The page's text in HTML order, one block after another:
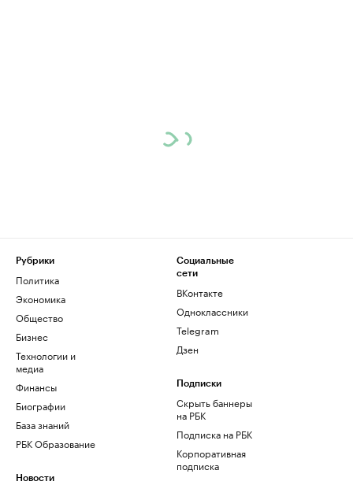
Рубрики
Политика
Экономика
Общество
Бизнес
Технологии и
медиа
Финансы
Биографии
База знаний
РБК Образование
Новости
Социальные
сети
ВКонтакте
Одноклассники
Telegram
Дзен
Подписки
Скрыть баннеры
на РБК
Подписка на РБК
Корпоративная
подписка